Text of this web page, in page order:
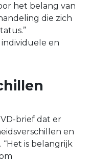
het belang van
die zich
en
brief dat er
en
is belangrijk